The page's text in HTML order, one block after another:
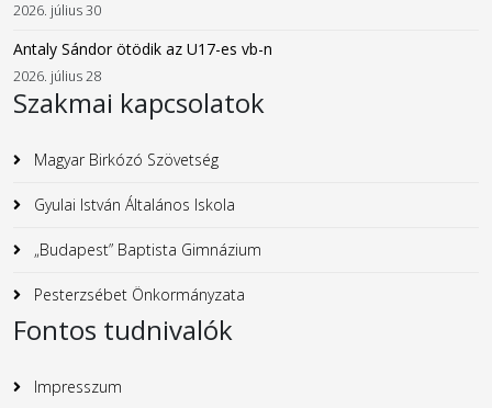
2026. július 30
Antaly Sándor ötödik az U17-es vb-n
2026. július 28
Szakmai kapcsolatok
Magyar Birkózó Szövetség
Gyulai István Általános Iskola
„Budapest” Baptista Gimnázium
Pesterzsébet Önkormányzata
Fontos tudnivalók
Impresszum